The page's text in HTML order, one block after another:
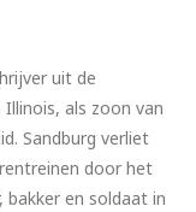
uit de
Illinois, als zoon van
Sandburg verliet
door het
bakker en soldaat in